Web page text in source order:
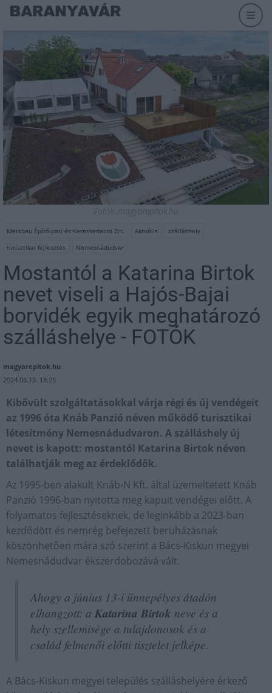
Fotók: magyarepitok.hu
Merkbau Építőipari és Kereskedelmi Zrt. Aktuális
szálláshely
turisztikai fejlesztés
Nemesnádudvar
Mostantól a Katarina Birtok
nevet viseli a Hajós-Bajai
borvidék egyik meghatározó
szálláshelye - FOTÓK
magyarepitok.hu
2024.06.13. 18:25
Kibővült szolgáltatásokkal várja régi és új vendégeit
az 1996 óta Knáb Panzió néven működő turisztikai
létesítmény Nemesnádudvaron. A szálláshely új
nevet is kapott: mostantól Katarina Birtok néven
találhatják meg az érdeklődők.
Az 1995-ben alakult Knáb-N Kft. által üzemeltetett Knáb
Panzió 1996-ban nyitotta meg kapuit vendégei előtt. A
folyamatos fejlesztéseknek, de leginkább a 2023-ban
kezdődött és nemrég befejezett beruházásnak
köszönhetően mára szó szerint a Bács-Kiskun megyei
Nemesnádudvar ékszerdobozává vált.
Ahogy a június 13-i ünnepélyes átadón
elhangzott: a Katarina Birtok neve és a
hely szellemisége a tulajdonosok és a
család felmenői előtti tisztelet jelképe.
A Bács-Kiskun megyei település szálláshelyére érkező